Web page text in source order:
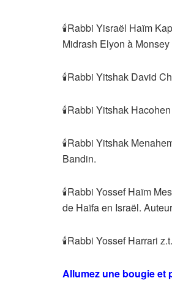
🕯Rabbi Yisraël Haïm
Midrash Elyon à
🕯Rabbi Yitshak David
🕯Rabbi Yitshak
🕯Rabbi Yitshak
Bandin.
🕯Rabbi Yossef Haïm
de Haïfa en Israël.
🕯Rabbi Yossef Harrari
Allumez une bougie et